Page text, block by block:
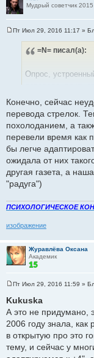
Мудрый советчик 2015
Пт Июл 29, 2016 11:17 »
=N= писал(а):
Опрос,
что у людей
что они
Этих
- в течение 30 лет
Поэтому
Но ведь НГС
недоволен.
Конечно, сейчас
перевода стрелок.
похолоданием, а
перевели время как
бы легче
ожидала от них
другая газета, а
"радуга")
ПСИХОЛОГИЧЕСКОЕ
изображение
Журавлёва Оксана
Академик
о
б
е
н
е
Пт Июл 29, 2016 11:59 »
Kukuska
А это не придумано,
2006 году знала, как
в открытую про это
тему, и сейчас у